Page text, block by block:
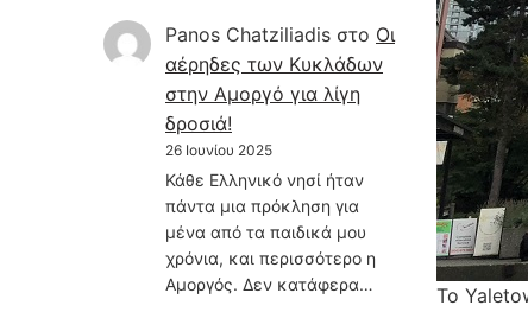
Panos Chatziliadis στο Οι
αέρηδες των Κυκλάδων
στην Αμοργό για λίγη
δροσιά!
26 Ιουνίου 2025
Κάθε Ελληνικό νησί ήταν
πάντα μια πρόκληση για
μένα από τα παιδικά μου
χρόνια, και περισσότερο η
Αμοργός. Δεν κατάφερα…
Το